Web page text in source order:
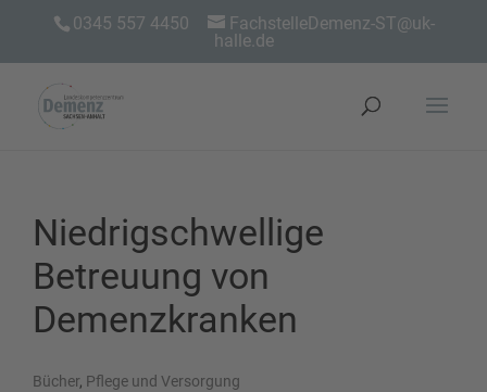
0345 557 4450
FachstelleDemenz-ST@uk-
halle.de
Niedrigschwellige
Betreuung von
Demenzkranken
Bücher, Pflege und Versorgung